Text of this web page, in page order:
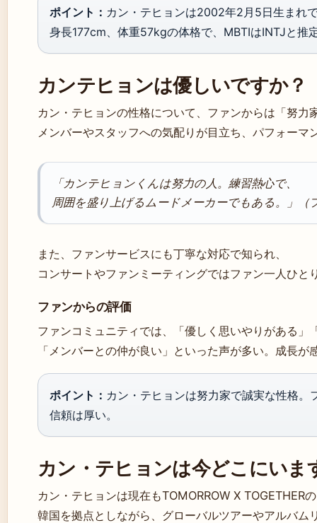
ポイント： カン・テヒョンは2002年2月5日生まれ
身長177cm、体重57kgの体格で、MBTIはINTJと推
カンテヒョンは優しいですか？
カン・テヒョンの性格について、ファンからは「努力
メンバーやスタッフへの気配りが目立ち、パフォーマ
「カンテヒョンくんは努力の人。練習熱心で、
周囲を盛り上げるムードメーカーでもある。」（
また、ファンサービスにも丁寧な対応で知られ、
コンサートやファンミーティングではファン一人ひ
ファンからの評価
ファンコミュニティでは、「優しく思いやりがある」
「メンバーとの仲が良い」といった声が多い。成長
ポイント： カン・テヒョンは努力家で誠実な性格
信頼は厚い。
カン・テヒョンは今どこにいま
カン・テヒョンは現在もTOMORROW X TOGETHER
韓国を拠点としながら、グローバルツアーやアルバム